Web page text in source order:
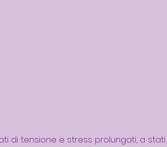
di tensione e stress prolungati, a stati